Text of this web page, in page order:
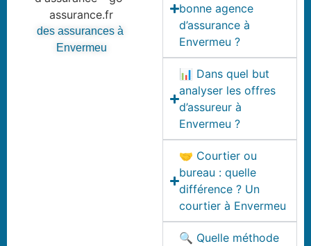
des assurances à
Envermeu
bonne agence
d’assurance à
Envermeu ?
📊 Dans quel but
analyser les offres
d’assureur à
Envermeu ?
🤝 Courtier ou
bureau : quelle
différence ? Un
courtier à Envermeu
🔍 Quelle méthode